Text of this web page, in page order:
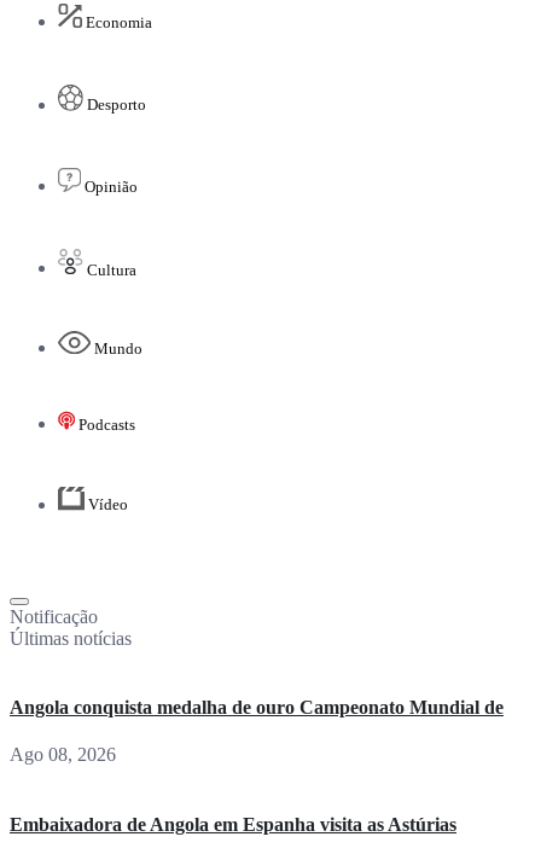
Economia
Desporto
Opinião
Cultura
Mundo
Podcasts
Vídeo
Notificação
Últimas notícias
Angola conquista medalha de ouro Campeonato Mundial de
Ago 08, 2026
Embaixadora de Angola em Espanha visita as Astúrias